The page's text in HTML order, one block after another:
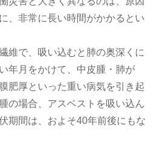
、非常に長い時間がかかるとい
維で、吸い込むと肺の奥深くに
年月をかけて、中皮腫・肺が
肥厚といった重い病気を引き起
の場合、アスベストを吸い込ん
期間は、およそ40年前後にもな